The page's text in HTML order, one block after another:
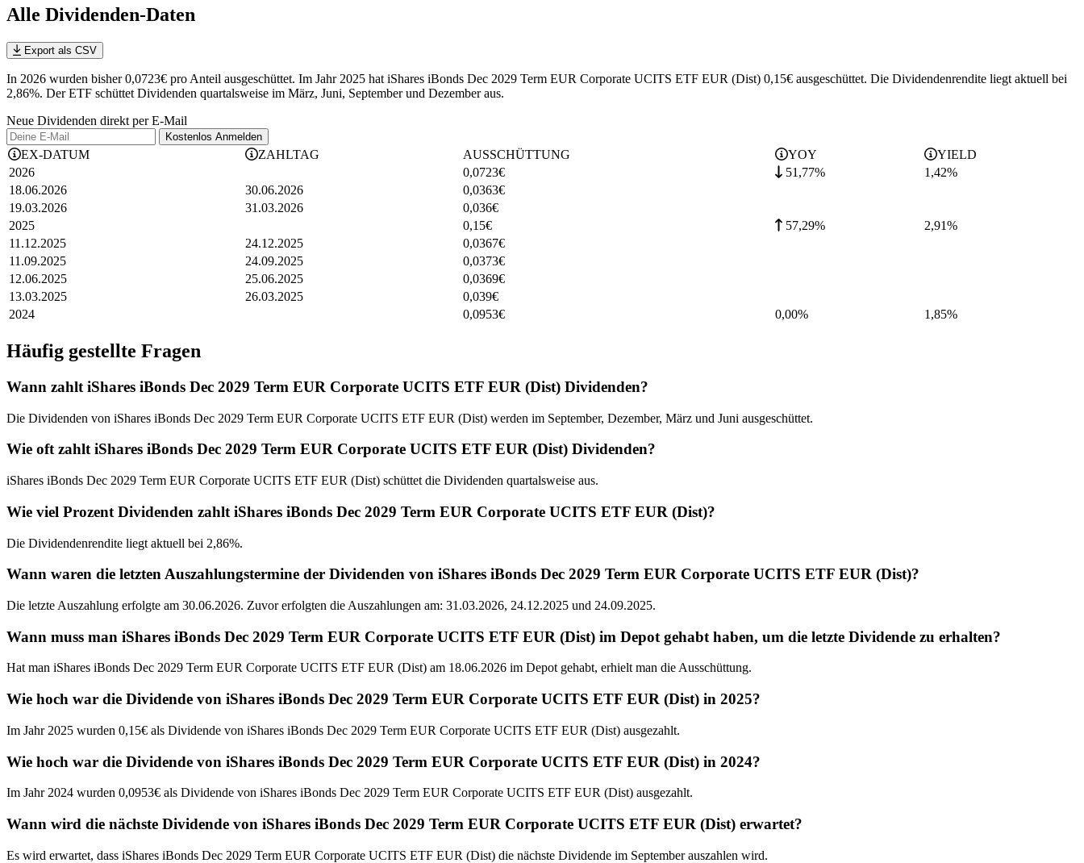
Alle Dividenden-Daten
Export als CSV
In 2026 wurden bisher 0,0723€ pro Anteil ausgeschüttet. Im Jahr 2025 hat iShares iBonds Dec 2029 Term EUR Corporate UCITS ETF EUR (Dist) 0,15€ ausgeschüttet. Die Dividendenrendite liegt aktuell bei
2,86%. Der ETF schüttet Dividenden quartalsweise im März, Juni, September und Dezember aus.
Neue Dividenden direkt per E-Mail
Kostenlos Anmelden
EX-DATUM ZAHLTAG AUSSCHÜTTUNG YOY
YIELD
2026
0,0723€ 51,77% 1,42%
18.06.2026
30.06.2026 0,0363€
19.03.2026
31.03.2026 0,036€
2025
0,15€ 57,29% 2,91%
11.12.2025
24.12.2025 0,0367€
11.09.2025
24.09.2025 0,0373€
12.06.2025
25.06.2025 0,0369€
13.03.2025
26.03.2025 0,039€
2024
0,0953€ 0,00% 1,85%
Häufig gestellte Fragen
Wann zahlt iShares iBonds Dec 2029 Term EUR Corporate UCITS ETF EUR (Dist) Dividenden?
Die Dividenden von iShares iBonds Dec 2029 Term EUR Corporate UCITS ETF EUR (Dist) werden im September, Dezember, März und Juni ausgeschüttet.
Wie oft zahlt iShares iBonds Dec 2029 Term EUR Corporate UCITS ETF EUR (Dist) Dividenden?
iShares iBonds Dec 2029 Term EUR Corporate UCITS ETF EUR (Dist) schüttet die Dividenden quartalsweise aus.
Wie viel Prozent Dividenden zahlt iShares iBonds Dec 2029 Term EUR Corporate UCITS ETF EUR (Dist)?
Die Dividendenrendite liegt aktuell bei 2,86%.
Wann waren die letzten Auszahlungstermine der Dividenden von iShares iBonds Dec 2029 Term EUR Corporate UCITS ETF EUR (Dist)?
Die letzte Auszahlung erfolgte am 30.06.2026. Zuvor erfolgten die Auszahlungen am: 31.03.2026, 24.12.2025 und 24.09.2025.
Wann muss man iShares iBonds Dec 2029 Term EUR Corporate UCITS ETF EUR (Dist) im Depot gehabt haben, um die letzte Dividende zu erhalten?
Hat man iShares iBonds Dec 2029 Term EUR Corporate UCITS ETF EUR (Dist) am 18.06.2026 im Depot gehabt, erhielt man die Ausschüttung.
Wie hoch war die Dividende von iShares iBonds Dec 2029 Term EUR Corporate UCITS ETF EUR (Dist) in 2025?
Im Jahr 2025 wurden 0,15€ als Dividende von iShares iBonds Dec 2029 Term EUR Corporate UCITS ETF EUR (Dist) ausgezahlt.
Wie hoch war die Dividende von iShares iBonds Dec 2029 Term EUR Corporate UCITS ETF EUR (Dist) in 2024?
Im Jahr 2024 wurden 0,0953€ als Dividende von iShares iBonds Dec 2029 Term EUR Corporate UCITS ETF EUR (Dist) ausgezahlt.
Wann wird die nächste Dividende von iShares iBonds Dec 2029 Term EUR Corporate UCITS ETF EUR (Dist) erwartet?
Es wird erwartet, dass iShares iBonds Dec 2029 Term EUR Corporate UCITS ETF EUR (Dist) die nächste Dividende im September auszahlen wird.